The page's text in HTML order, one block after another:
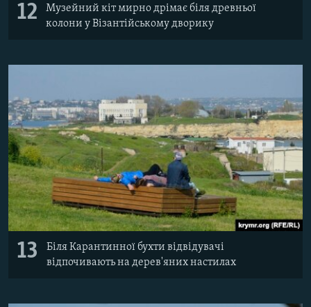
12
Музейний кіт мирно дрімає біля древньої
колони у Візантійському дворику
13
Біля Карантинної бухти відвідувачі
відпочивають на дерев'яних настилах